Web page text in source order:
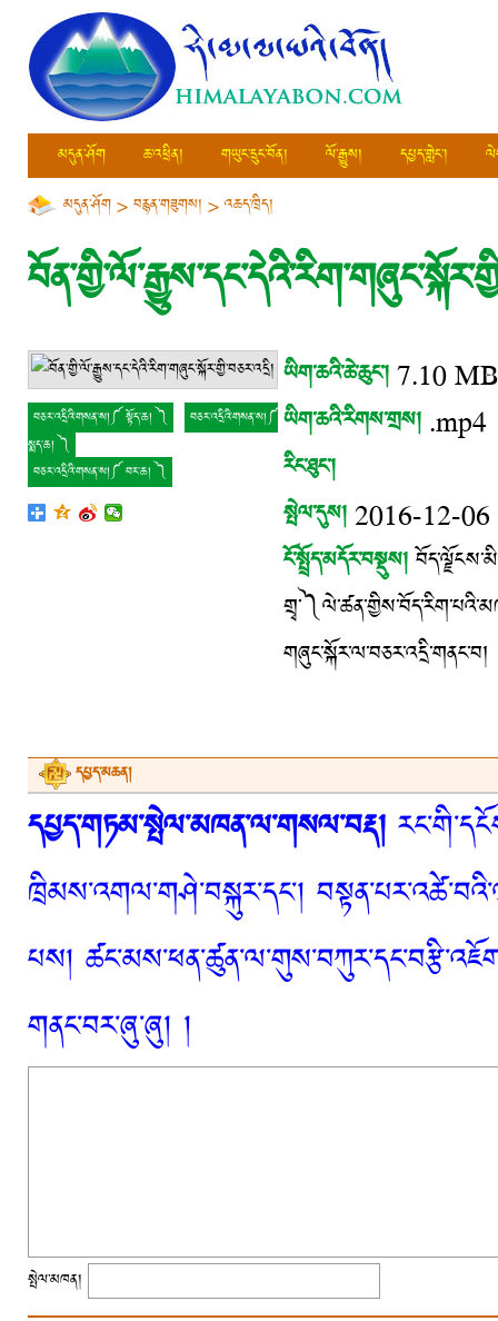
མདུན་ཤོག ཆ་འཕྲིན། གཡུང་དྲུང་བོན། ལོ་རྒྱུས། དཔྱད་གླེང་།
མདུན་ཤོག>བརྙན་གཟུགས། >འཆད་ཁྲིད།
བཅར་འདྲིའི་གསན་ས།༼ སྟོད་ཆ། ༽
བཅར་འདྲིའི་གསན་ས།༼
སྨད་ཆ། ༽
བཅར་འདྲིའི་གསན་ས།༼ བར་ཆ། ༽
ཡིག་ཆའི་ཆེ་ཆུང་།7.10 MB
ཡིག་ཆའི་རིགས་གྲས། .mp4
རིང་ཐུང་།
སྤེལ་དུས།2016-12-06
ངོ་སྤྲོད་མདོར་བསྡུས།
གཞུང་སྐོར་ལ་བཅར་འདྲི་གནང་བ།
དཔྱད་མཆན།
དཔྱད་གཏམ་སྤེལ་མཁན་ལ་གསལ་བརྡ།
ཁྲིམས་འགལ་གཤེ་བསྐུར་དང་།
པས།
གནང་བར་ཞུ་ཞུ། །
སྤེལ་མཁན།